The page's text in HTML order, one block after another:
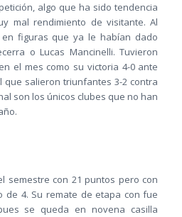
algo que ha sido tendencia
mal rendimiento de visitante. Al
figuras que ya le habían dado
o Lucas Mancinelli. Tuvieron
el mes como su victoria 4-0 ante
que salieron triunfantes 3-2 contra
son los únicos clubes que no han
semestre con 21 puntos pero con
de 4. Su remate de etapa con fue
se queda en novena casilla